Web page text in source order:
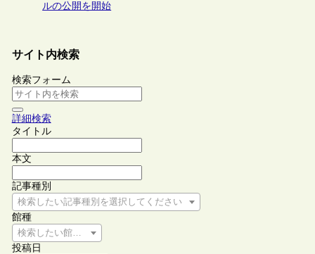
ルの公開を開始
サイト内検索
検索フォーム
詳細検索
タイトル
本文
記事種別
検索したい記事種別を選択してください
館種
検索したい館種を選択してください
投稿日